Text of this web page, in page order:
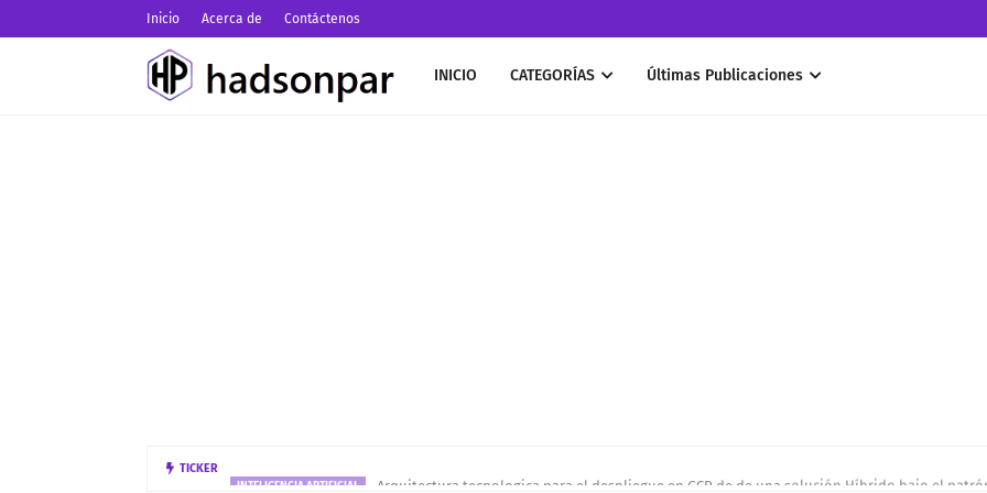
Inicio Acerca de Contáctenos
INICIO CATEGORÍAS Últimas Publicaciones
TICKER